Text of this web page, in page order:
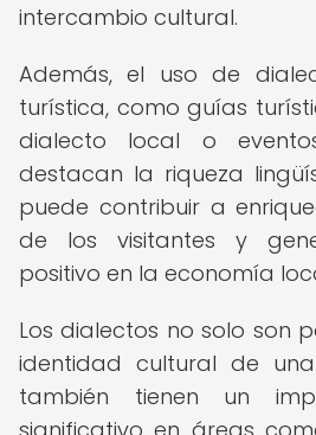
intercambio cultural.
Además, el uso de
turística, como guías
dialecto local o
destacan la riqueza
puede contribuir a
de los visitantes y
positivo en la economía
Los dialectos no solo son
identidad cultural de
también tienen un